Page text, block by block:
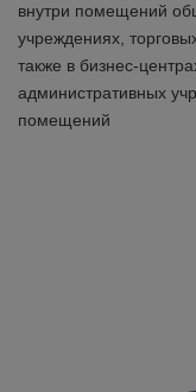
внутри помещений
учреждениях,
также в бизнес-
административных
помещений